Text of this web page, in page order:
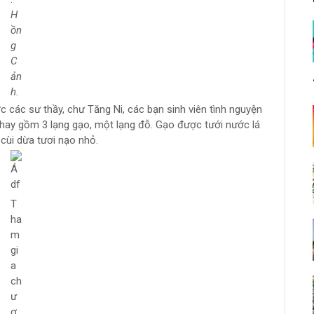
H
ồn
g
C
ản
h.
các sư thầy, chư Tăng Ni, các bạn sinh viên tình nguyện
gồm 3 lạng gạo, một lạng đỗ. Gạo được tưới nước lá
dừa tươi nạo nhỏ.
T
ha
m
gi
a
ch
ư